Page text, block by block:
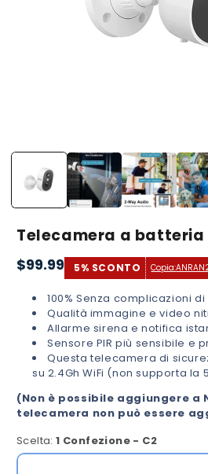
contenuti
multimediali
finestra
Telecamera a batteria
Prezzo
listino
$99.99 5% SCONTO Copia:
100% Senza complicazioni
Qualità immagine e video
Allarme sirena e notifica
Sensore PIR più sensibile e
Questa telecamera di
su 2.4Gh WiFi (non supporta la
(Non è possibile aggiungere a
telecamera non può essere
Scelta:1 Confezione - C2